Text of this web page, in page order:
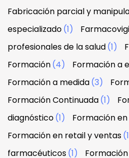
Fabricación parcial y
especializado(1)
profesionales de la salud(1)
Formación(4) Formación a
Formación a medida(3)
Formación Continuada(1)
diagnóstico(1) Formación
Formación en retail y ventas
farmacéuticos(1)